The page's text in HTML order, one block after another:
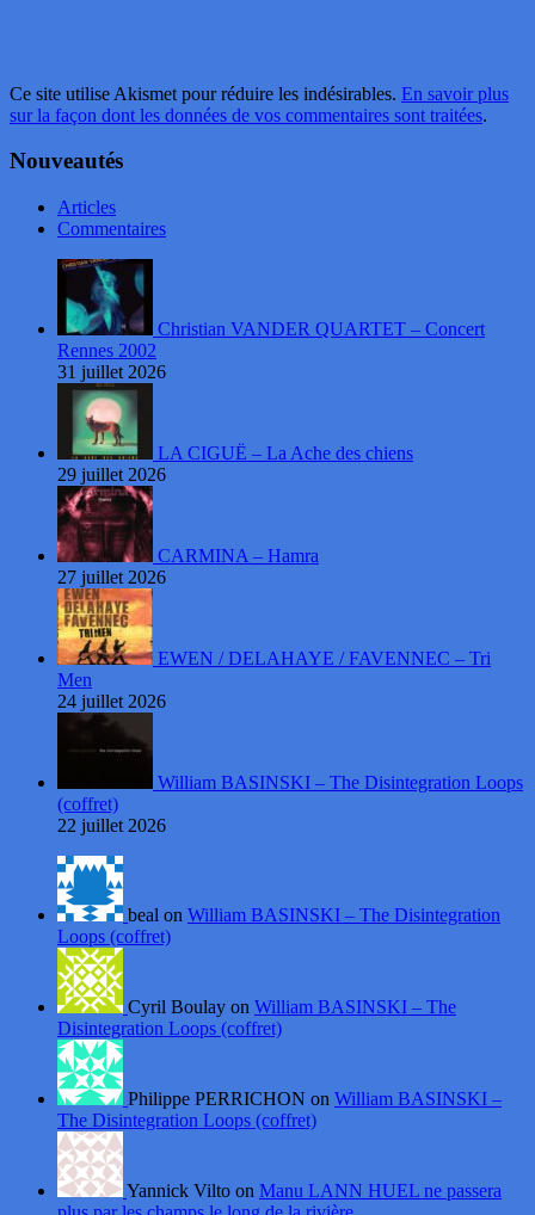
Ce site utilise Akismet pour réduire les indésirables. En savoir plus
sur la façon dont les données de vos commentaires sont traitées.
Nouveautés
Articles
Commentaires
Christian VANDER QUARTET – Concert
Rennes 2002
31 juillet 2026
LA CIGUË – La Ache des chiens
29 juillet 2026
CARMINA – Hamra
27 juillet 2026
EWEN / DELAHAYE / FAVENNEC – Tri
Men
24 juillet 2026
William BASINSKI – The Disintegration Loops
(coffret)
22 juillet 2026
beal on William BASINSKI – The Disintegration
Loops (coffret)
Cyril Boulay on William BASINSKI – The
Disintegration Loops (coffret)
Philippe PERRICHON on William BASINSKI –
The Disintegration Loops (coffret)
Yannick Vilto on Manu LANN HUEL ne passera